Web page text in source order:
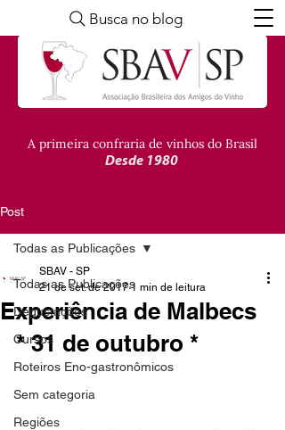
A primeira confraria de vinhos do Brasil
Desde 1980
Busca no blog
Post
Todas as Publicações
Degustações
Cursos
Roteiros Eno-gastronômicos
Sem categoria
Regiões
Todas as Publicações
Experiência de Malbecs
SBAV - SP
21 de set. de 2017 1 min de leitura
* 31 de outubro *